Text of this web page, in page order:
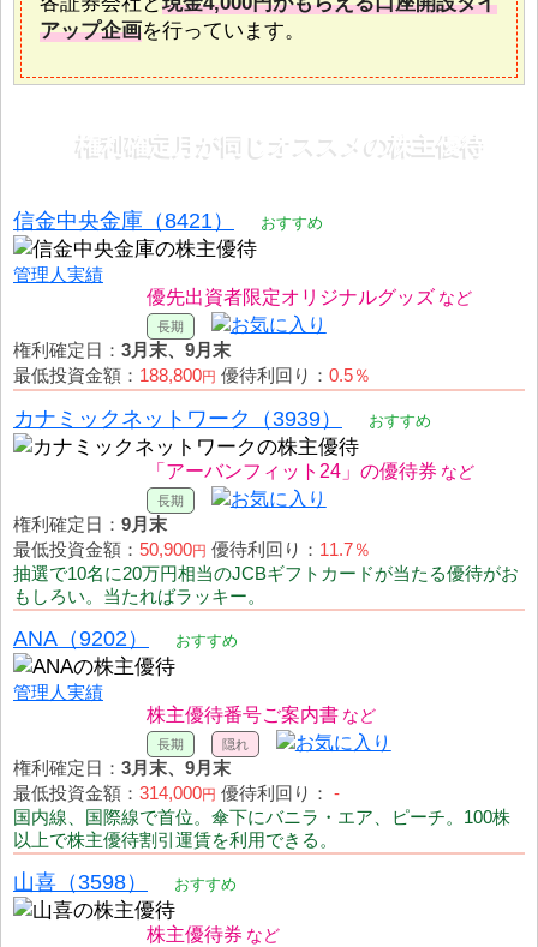
アップ企画を行っています。
権利確定月が同じオススメの株主優待
信金中央金庫（8421） おすすめ
管理人実績
優先出資者限定オリジナルグッズ
権利確定日： 3月末、9月末
最低投資金額： 188,800円 優待利回り： 0.5％
カナミックネットワーク（3939） おすすめ
「アーバンフィット24」の優待券
権利確定日： 9月末
最低投資金額： 50,900円 優待利回り： 11.7％
抽選で10名に20万円相当のJCBギフトカードが当たる優待がお
もしろい。当たればラッキー。
ANA（9202） おすすめ
管理人実績
株主優待番号ご案内書
権利確定日： 3月末、9月末
最低投資金額： 314,000円 優待利回り： -
国内線、国際線で首位。傘下にバニラ・エア、ピーチ。100株
以上で株主優待割引運賃を利用できる。
山喜（3598） おすすめ
株主優待券